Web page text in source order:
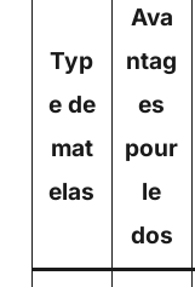
Typ
e de
mat
elas
Ava
ntag
es
pour
le
dos